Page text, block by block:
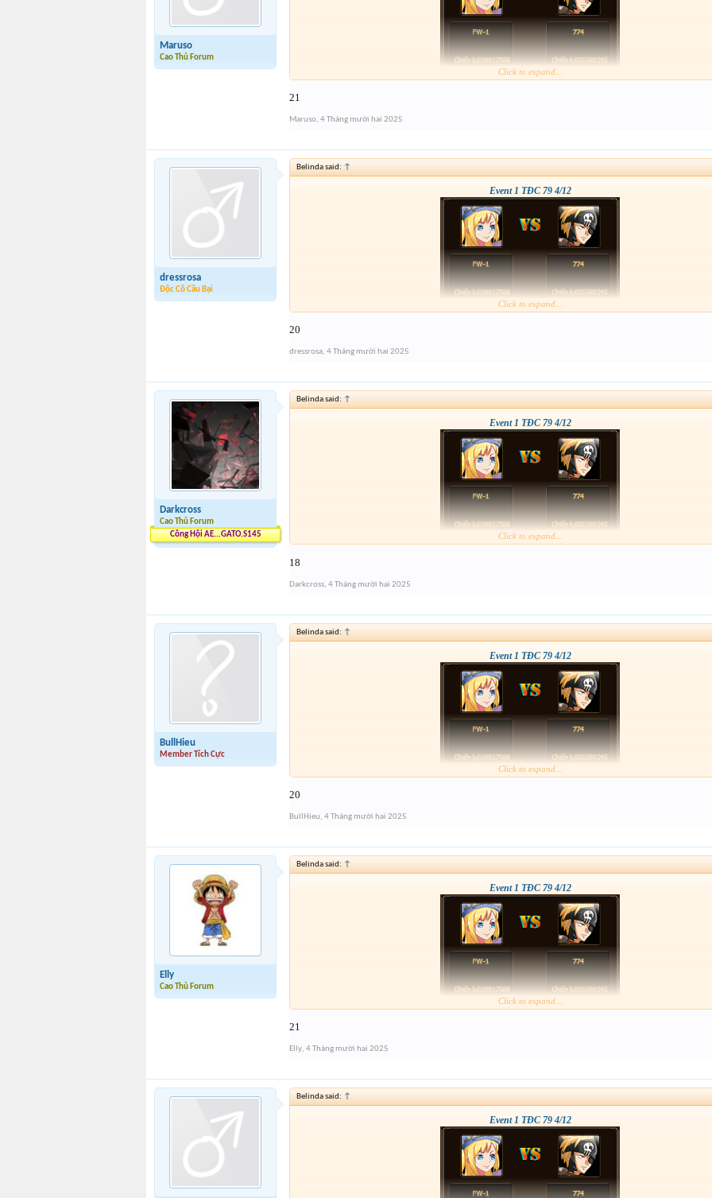
Maruso
Cao Thủ Forum
Click to expand...
21
Maruso, 4 Tháng mười hai 2025
dressrosa
Độc Cô Cầu Bại
Belinda said: ↑
Event 1 TĐC 79 4/12
Click to expand...
20
dressrosa, 4 Tháng mười hai 2025
Darkcross
Cao Thủ Forum
Công Hội AE...GATO.S145
Belinda said: ↑
Event 1 TĐC 79 4/12
Click to expand...
18
Darkcross, 4 Tháng mười hai 2025
BullHieu
Member Tích Cực
Belinda said: ↑
Event 1 TĐC 79 4/12
Click to expand...
20
BullHieu, 4 Tháng mười hai 2025
Elly
Cao Thủ Forum
Belinda said: ↑
Event 1 TĐC 79 4/12
Click to expand...
21
Elly, 4 Tháng mười hai 2025
Belinda said: ↑
Event 1 TĐC 79 4/12